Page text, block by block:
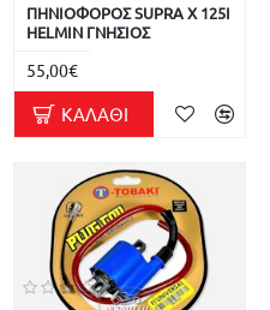
ΠΗΝΙΟΦΟΡΟΣ SUPRA X 125I
HELMIN ΓΝΗΣΙΟΣ
55,00€
ΚΑΛΆΘΙ